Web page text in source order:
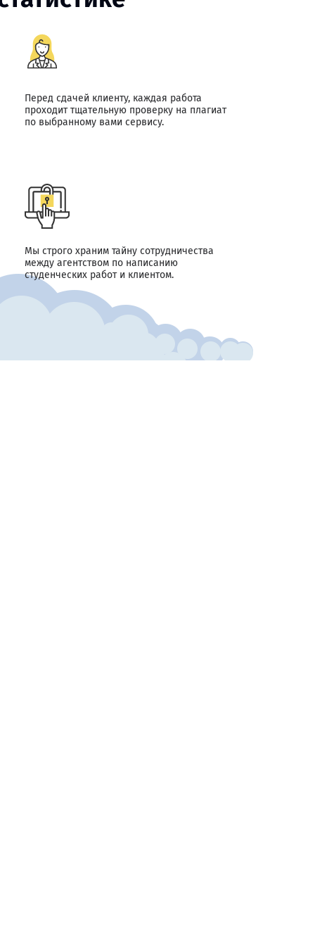
Перед сдачей клиенту, каждая работа
проходит тщательную проверку на плагиат
по выбранному вами сервису.
Мы строго храним тайну сотрудничества
между агентством по написанию
студенческих работ и клиентом.